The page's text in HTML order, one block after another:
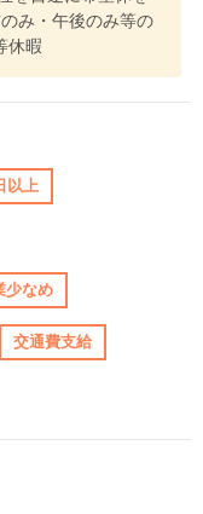
み・午後のみ等の
休暇
以上
少なめ
交通費支給